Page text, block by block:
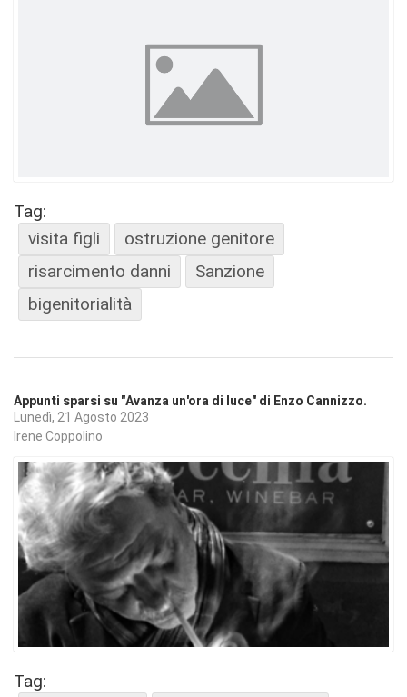
Tag:
visita figli
ostruzione genitore
risarcimento danni
Sanzione
bigenitorialità
Appunti sparsi su "Avanza un'ora di luce" di Enzo Cannizzo.
Lunedì, 21 Agosto 2023
Irene Coppolino
Tag: